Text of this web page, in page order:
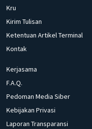
Kru
Kirim Tulisan
Ketentuan Artikel Terminal
Kontak
Kerjasama
F.A.Q.
Pedoman Media Siber
Kebijakan Privasi
Laporan Transparansi